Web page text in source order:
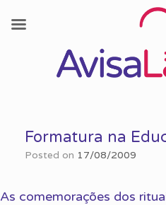
contentFormatura na
Posted on 17/08/2009
As comemorações dos